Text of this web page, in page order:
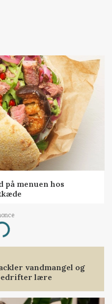
på menuen hos
vandmangel og
lære